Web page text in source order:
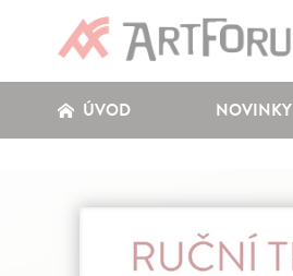
ÚVOD NOVINKY